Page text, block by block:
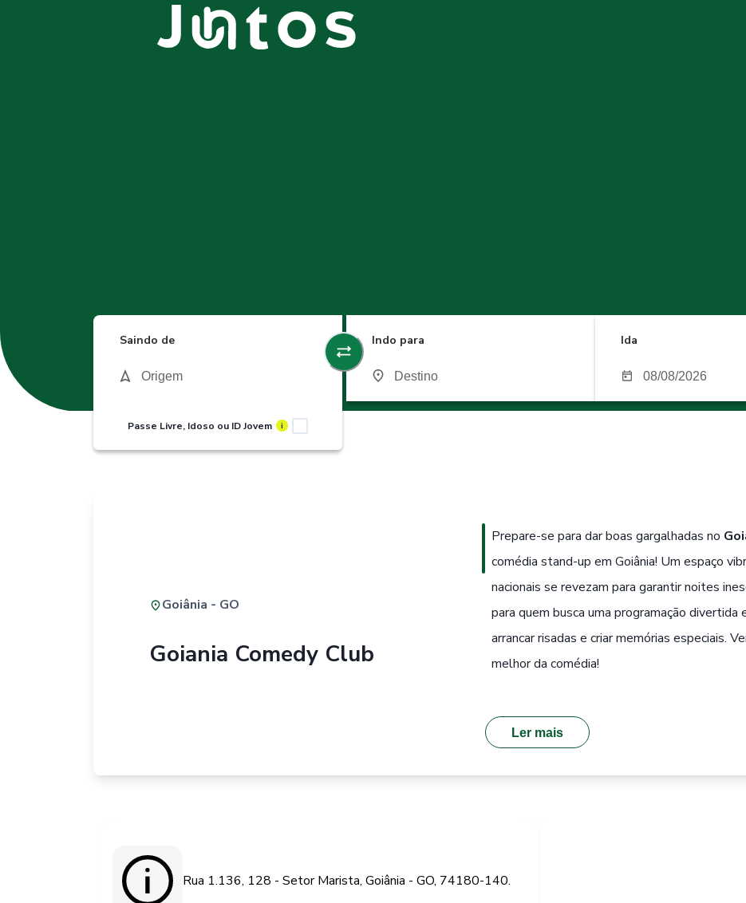
Saindo de
Passe Livre, Idoso ou ID Jovem i
Indo para Ida
Goiânia - GO
Goiania Comedy Club
Prepare-se para dar boas gargalhadas no
comédia stand-up em Goiânia! Um espaço
nacionais se revezam para garantir noites
para quem busca uma programação
arrancar risadas e criar memórias especiais.
melhor da comédia!
Ler mais
Rua 1.136, 128 - Setor Marista, Goiânia - GO, 74180-140.